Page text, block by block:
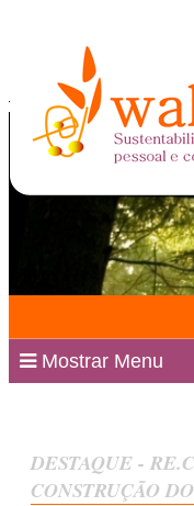
Mostrar Menu
DESTAQUE -
CONSTRUÇÃO